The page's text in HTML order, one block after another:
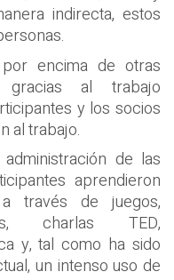
indirecta, estos
encima de otras
gracias al trabajo
y los socios
al trabajo.
de las
aprendieron
través de juegos,
charlas TED,
y, tal como ha sido
un intenso uso de